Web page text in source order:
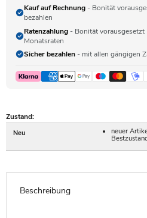
Kauf auf Rechnung - Bonität
bezahlen
Ratenzahlung - Bonität vorausgesetzt
Monatsraten
Sicher bezahlen - mit allen gängigen
Zustand:
Neu
neuer
Beschreibung